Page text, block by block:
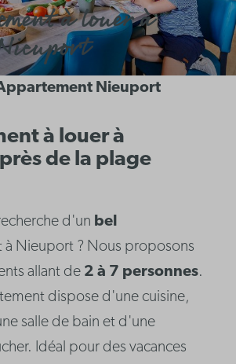
à louer à
Nieuport
à louer à
de la plage
d'un bel
à Nieuport ? Nous proposons
allant de 2 à 7 personnes.
dispose d'une cuisine,
salle de bain et d'une
Idéal pour des vacances